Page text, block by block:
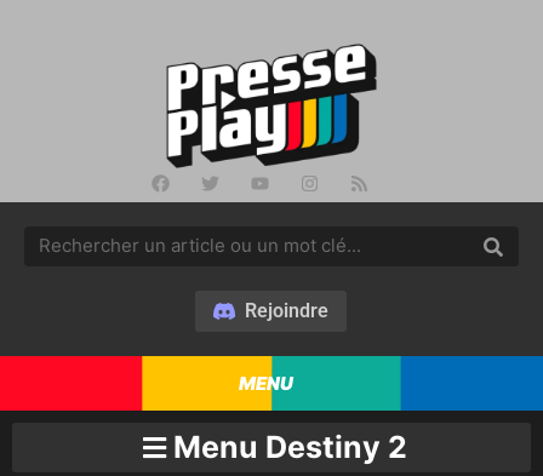
Rejoindre
MENU
Menu Destiny 2